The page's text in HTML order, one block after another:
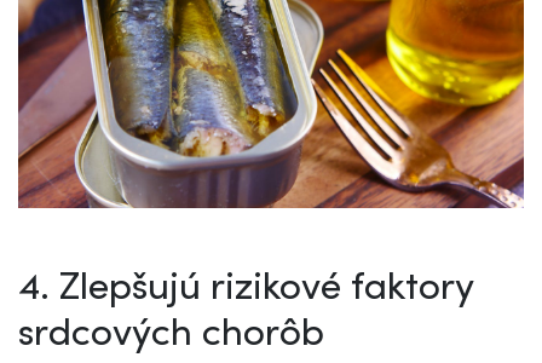
4. Zlepšujú rizikové faktory
srdcových chorôb